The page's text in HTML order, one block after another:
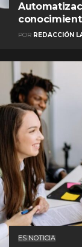
POR REDACCIÓN
ES NOTICIA